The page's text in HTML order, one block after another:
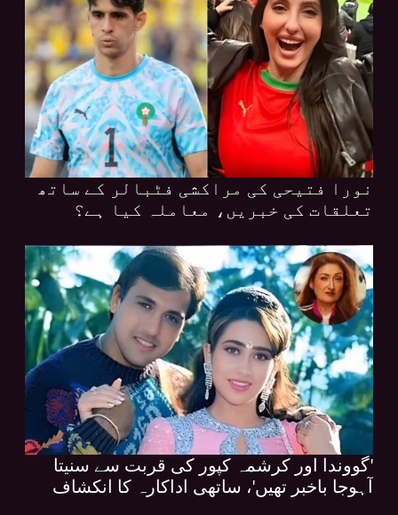
نورا فتیحی کی مراکشی فٹبالر کے ساتھ
تعلقات کی خبریں، معاملہ کیا ہے؟
'گووندا اور کرشمہ کپور کی قربت سے سنیتا
آہوجا باخبر تھیں'، ساتھی اداکارہ کا انکشاف